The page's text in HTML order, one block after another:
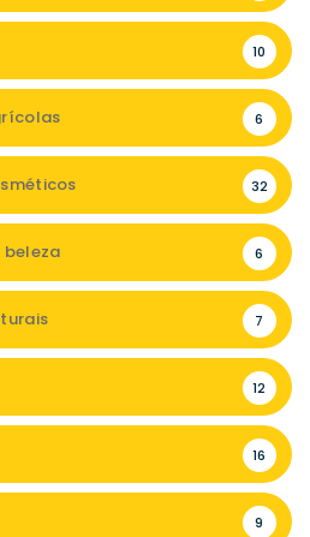
10
6
32
beleza 6
7
12
16
9